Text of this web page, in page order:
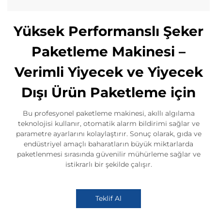
Yüksek Performanslı Şeker
Paketleme Makinesi –
Verimli Yiyecek ve Yiyecek
Dışı Ürün Paketleme için
Bu profesyonel paketleme makinesi, akıllı algılama
teknolojisi kullanır, otomatik alarm bildirimi sağlar ve
parametre ayarlarını kolaylaştırır. Sonuç olarak, gıda ve
endüstriyel amaçlı baharatların büyük miktarlarda
paketlenmesi sırasında güvenilir mühürleme sağlar ve
istikrarlı bir şekilde çalışır.
Teklif Al